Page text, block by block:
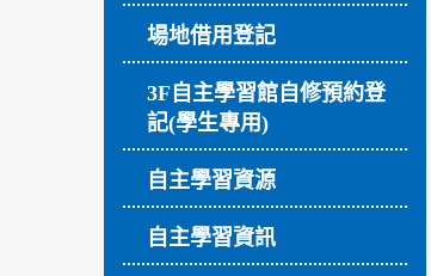
場地借用登記
3F自主學習館自修預約登
記(學生專用)
自主學習資源
自主學習資訊